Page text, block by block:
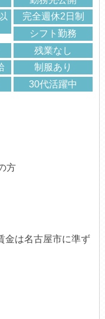
完全週休2日制
シフト勤務
残業なし
制服あり
30代活躍中
方
は名古屋市に準ず
】
円～
7,800円